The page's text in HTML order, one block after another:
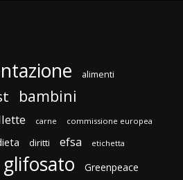
alimenti
bambini
carne commissione europea
diritti efsa etichetta
glifosato Greenpeace